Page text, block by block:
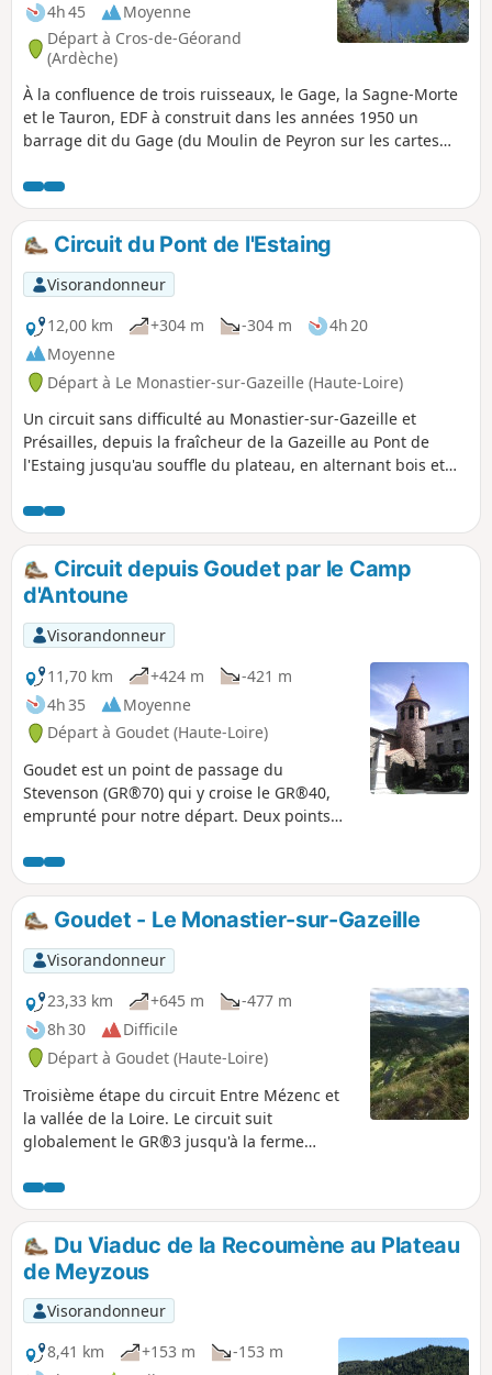
4h 45
Moyenne
Départ à Cros-de-Géorand
(Ardèche)
À la confluence de trois ruisseaux, le Gage, la Sagne-Morte
et le Tauron, EDF à construit dans les années 1950 un
barrage dit du Gage (du Moulin de Peyron sur les cartes
Je vous propose d'en faire le tour au départ du Cros-de-
Géorand suivant une idée de randonnées de La Montagne
Ardéchoise. Vous découvrirez de magnifiques paysages
mais aussi des chemins dans des bois de fayards plus que
centenaires.
Circuit du Pont de l'Estaing
Visorandonneur
12,00 km
+304 m -304 m
4h 20
Moyenne
Départ à Le Monastier-sur-Gazeille (Haute-Loire)
Un circuit sans difficulté au Monastier-sur-Gazeille et
Présailles, depuis la fraîcheur de la Gazeille au Pont de
l'Estaing jusqu'au souffle du plateau, en alternant bois et
autres sucs environnants.
Circuit depuis Goudet par le Camp
d'Antoune
Visorandonneur
11,70 km
+424 m
-421 m
4h 35
Moyenne
Départ à Goudet (Haute-Loire)
Goudet est un point de passage du
Stevenson (GR®70) qui y croise le GR®40,
emprunté pour notre départ. Deux points
orgues, et le Camp d'Antoune avec vue
plongeante sur la Loire.
Goudet - Le Monastier-sur-Gazeille
Visorandonneur
23,33 km
+645 m
-477 m
8h 30
Difficile
Départ à Goudet (Haute-Loire)
Troisième étape du circuit Entre Mézenc et
la vallée de la Loire. Le circuit suit
globalement le GR®3 jusqu'à la ferme
nombreux panoramas sur la vallée de la
Loire avant de rejoindre Le Monastier-sur-
Gazeille par un sentier en hauteur qui offre
lui aussi de très belles perspectives.
Du Viaduc de la Recoumène au Plateau
de Meyzous
Visorandonneur
8,41 km
+153 m
-153 m